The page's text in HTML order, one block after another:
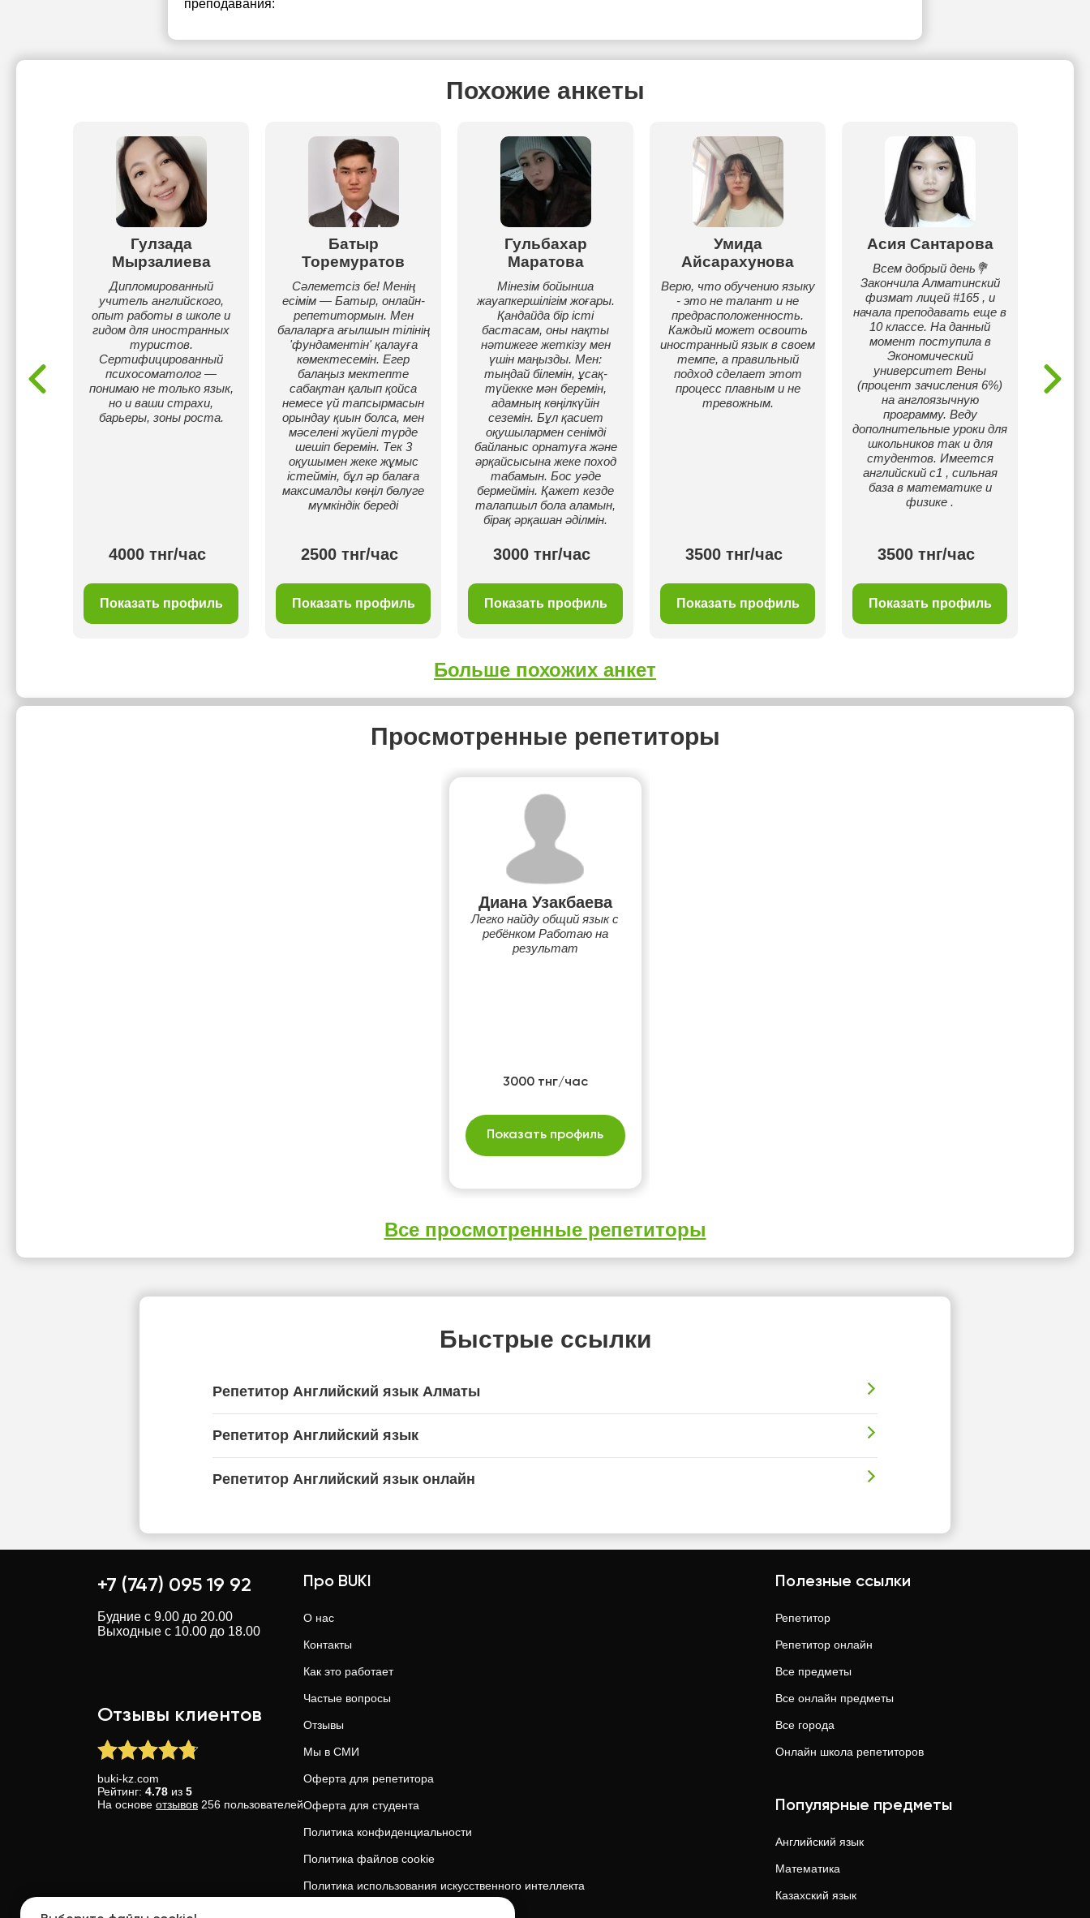
преподавания:
Похожие анкеты
Гулзада
Мырзалиева
Дипломированный
учитель английского,
опыт работы в школе и
гидом для иностранных
туристов.
Сертифицированный
психосоматолог —
понимаю не только язык,
но и ваши страхи,
барьеры, зоны роста.
4000 тнг/час
Показать профиль
Батыр
Торемуратов
Сәлеметсіз бе! Менің
есімім — Батыр, онлайн-
репетитормын. Мен
балаларға ағылшын тілінің
'фундаментін' қалауға
көмектесемін. Егер
балаңыз мектепте
сабақтан қалып қойса
немесе үй тапсырмасын
орындау қиын болса, мен
мәселені жүйелі түрде
шешіп беремін. Тек 3
оқушымен жеке жұмыс
істеймін, бұл әр балаға
максималды көңіл бөлуге
мүмкіндік береді
2500 тнг/час
Показать профиль
Гульбахар
Маратова
Мінезім бойынша
жауапкершілігім жоғары.
Қандайда бір істі
бастасам, оны нақты
нәтижеге жеткізу мен
үшін маңызды. Мен:
тыңдай білемін, ұсақ-
түйекке мән беремін,
адамның көңілкүйін
сеземін. Бұл қасиет
оқушылармен сенімді
байланыс орнатуға және
әрқайсысына жеке поход
табамын. Бос уәде
бермеймін. Қажет кезде
талапшыл бола аламын,
бірақ әрқашан әділмін.
3000 тнг/час
Показать профиль
Умида
Айсарахунова
Верю, что обучению языку
- это не талант и не
предрасположенность.
Каждый может освоить
иностранный язык в своем
темпе, а правильный
подход сделает этот
процесс плавным и не
тревожным.
3500 тнг/час
Показать профиль
Асия Сантарова
Всем добрый день💐
Закончила Алматинский
физмат лицей #165 , и
начала преподавать еще в
10 классе. На данный
момент поступила в
Экономический
университет Вены
(процент зачисления 6%)
на англоязычную
программу. Веду
дополнительные уроки для
школьников так и для
студентов. Имеется
английский с1 , сильная
база в математике и
физике .
3500 тнг/час
Показать профиль
Больше похожих анкет
Просмотренные репетиторы
Диана Узакбаева
Легко найду общий язык с
ребёнком Работаю на
результат
3000 тнг/час
Показать профиль
Все просмотренные репетиторы
Быстрые ссылки
Репетитор Английский язык Алматы
Репетитор Английский язык
Репетитор Английский язык онлайн
+7 (747) 095 19 92
Будние с 9.00 до 20.00
Выходные с 10.00 до 18.00
Отзывы клиентов
buki-kz.com
Рейтинг: 4.78 из 5
На основе отзывов 256 пользователей
Про BUKI
О нас
Контакты
Как это работает
Частые вопросы
Отзывы
Мы в СМИ
Оферта для репетитора
Оферта для студента
Политика конфиденциальности
Политика файлов cookie
Политика использования искусственного интеллекта
Полезные ссылки
Репетитор
Репетитор онлайн
Все предметы
Все онлайн предметы
Все города
Онлайн школа репетиторов
Популярные предметы
Английский язык
Математика
Казахский язык